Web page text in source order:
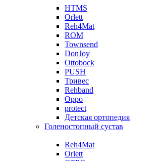
HTMS
Orlett
Reh4Mat
ROM
Townsend
DonJoy
Ottobock
PUSH
Тривес
Rehband
Oppo
protect
Детская ортопедия
Голеностопный сустав
Reh4Mat
Orlett